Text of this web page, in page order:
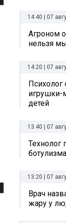
14:40 | 07
Агроном
нельзя
14:20 | 07
Психолог
игрушки-
детей
13:40 | 07
Технолог
13:20 | 07
Врач
жару у